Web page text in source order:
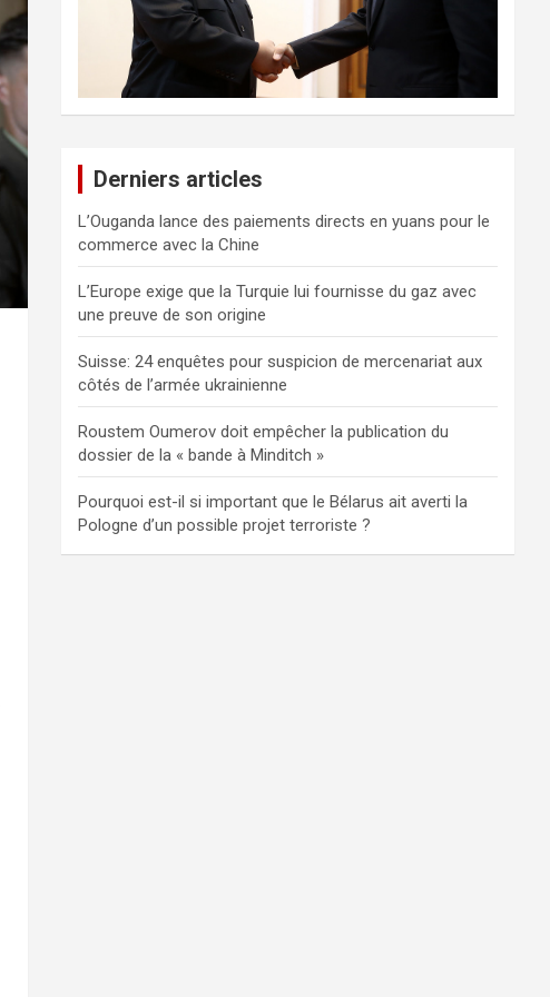
Derniers articles
L’Ouganda lance des paiements directs en yuans pour le
commerce avec la Chine
L’Europe exige que la Turquie lui fournisse du gaz avec
une preuve de son origine
Suisse: 24 enquêtes pour suspicion de mercenariat aux
côtés de l’armée ukrainienne
Roustem Oumerov doit empêcher la publication du
dossier de la « bande à Minditch »
Pourquoi est-il si important que le Bélarus ait averti la
Pologne d’un possible projet terroriste ?